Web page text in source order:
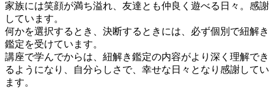
家族には笑顔が満ち溢れ、友達とも仲良く遊べる日々。感謝
しています。
何かを選択するとき、決断するときには、必ず個別で紐解き
鑑定を受けています。
講座で学んでからは、紐解き鑑定の内容がより深く理解でき
るようになり、自分らしさで、幸せな日々となり感謝してい
ます。